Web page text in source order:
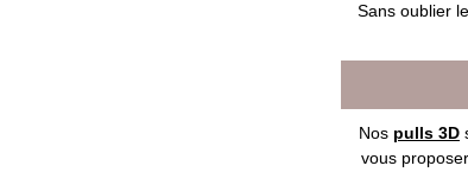
Sans oublier
Nos pulls 3D
vous